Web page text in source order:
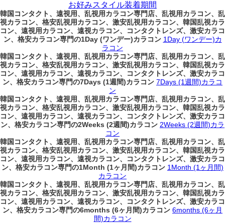
お好みスタイル装着期間
韓国コンタクト、遠視用、乱視用カラコン専門店、乱視用カラコン、乱
視カラコン、格安乱視用カラコン、激安乱視用カラコン、韓国乱視カラ
コン、遠視用カラコン、遠視カラコン、コンタクトレンズ、激安カラコ
ン、格安カラコン専門の1Day (ワンデー)カラコン 1Day (ワンデー)カ
ラコン
韓国コンタクト、遠視用、乱視用カラコン専門店、乱視用カラコン、乱
視カラコン、格安乱視用カラコン、激安乱視用カラコン、韓国乱視カラ
コン、遠視用カラコン、遠視カラコン、コンタクトレンズ、激安カラコ
ン、格安カラコン専門の7Days (1週間)カラコン 7Days (1週間)カラコ
ン
韓国コンタクト、遠視用、乱視用カラコン専門店、乱視用カラコン、乱
視カラコン、格安乱視用カラコン、激安乱視用カラコン、韓国乱視カラ
コン、遠視用カラコン、遠視カラコン、コンタクトレンズ、激安カラコ
ン、格安カラコン専門の2Weeks (2週間)カラコン 2Weeks (2週間)カラ
コン
韓国コンタクト、遠視用、乱視用カラコン専門店、乱視用カラコン、乱
視カラコン、格安乱視用カラコン、激安乱視用カラコン、韓国乱視カラ
コン、遠視用カラコン、遠視カラコン、コンタクトレンズ、激安カラコ
ン、格安カラコン専門の1Month (1ヶ月間)カラコン 1Month (1ヶ月間)
カラコン
韓国コンタクト、遠視用、乱視用カラコン専門店、乱視用カラコン、乱
視カラコン、格安乱視用カラコン、激安乱視用カラコン、韓国乱視カラ
コン、遠視用カラコン、遠視カラコン、コンタクトレンズ、激安カラコ
ン、格安カラコン専門の6months (6ヶ月間)カラコン 6months (6ヶ月
間)カラコン